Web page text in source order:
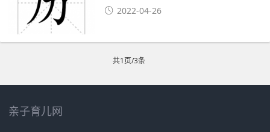
2022-04-26
共1页/3条
亲子育儿网